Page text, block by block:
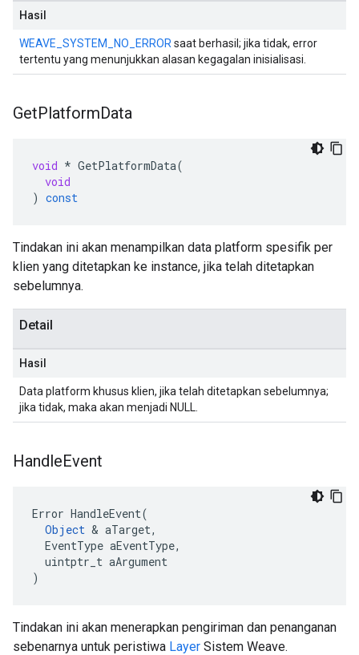
Hasil
WEAVE_SYSTEM_NO_ERROR saat berhasil; jika tidak, error
tertentu yang menunjukkan alasan kegagalan inisialisasi.
GetPlatformData
void * GetPlatformData(
void
) const
Tindakan ini akan menampilkan data platform spesifik per
klien yang ditetapkan ke instance, jika telah ditetapkan
sebelumnya.
Detail
Hasil
Data platform khusus klien, jika telah ditetapkan sebelumnya;
jika tidak, maka akan menjadi NULL.
HandleEvent
Error HandleEvent(
Object & aTarget,
  EventType aEventType,
  uintptr_t aArgument
)
Tindakan ini akan menerapkan pengiriman dan penanganan
sebenarnya untuk peristiwa Layer Sistem Weave.